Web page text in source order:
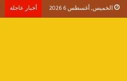
الخميس, أغسطس 6 2026 أخبار عاجلة